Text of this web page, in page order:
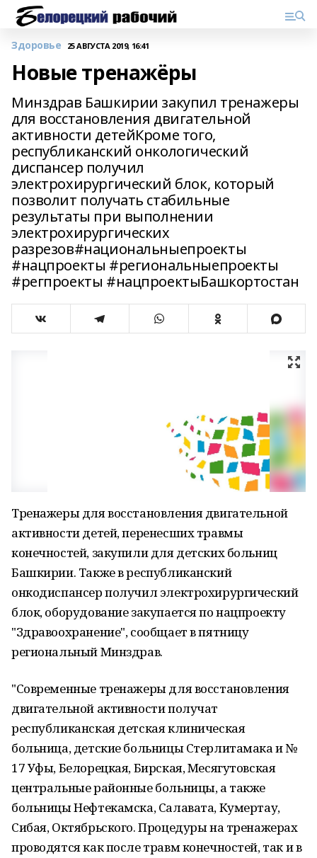
Здоровье 25 АВГУСТА 2019, 16:41
Новые тренажёры
Минздрав Башкирии закупил тренажеры
для восстановления двигательной
активности детейКроме того,
республиканский онкологический
диспансер получил
электрохирургический блок, который
позволит получать стабильные
результаты при выполнении
электрохирургических
разрезов#национальныепроекты
#нацпроекты #региональныепроекты
#регпроекты #нацпроектыБашкортостан
Тренажеры для восстановления двигательной
активности детей, перенесших травмы
конечностей, закупили для детских больниц
Башкирии. Также в республиканский
онкодиспансер получил электрохирургический
блок, оборудование закупается по нацпроекту
"Здравоохранение", сообщает в пятницу
региональный Минздрав.
"Современные тренажеры для восстановления
двигательной активности получат
республиканская детская клиническая
больница, детские больницы Стерлитамака и №
17 Уфы, Белорецкая, Бирская, Месягутовская
центральные районные больницы, а также
больницы Нефтекамска, Салавата, Кумертау,
Сибая, Октябрьского. Процедуры на тренажерах
проводятся как после травм конечностей, так и в